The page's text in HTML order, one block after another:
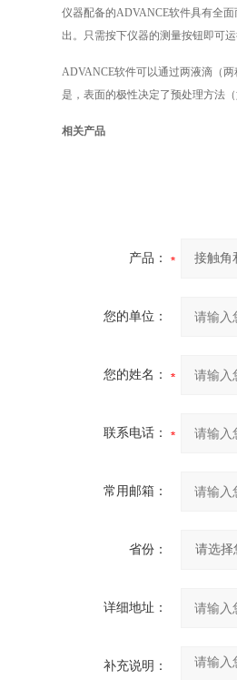
仪器配备的ADVANCE软件具有全
出。只需按下仪器的测量按钮即可
ADVANCE软件可以通过两液滴（
是，表面的极性决定了预处理方法
相关产品
产品：
您的单位：
您的姓名：
联系电话：
常用邮箱：
省份：
详细地址：
补充说明：